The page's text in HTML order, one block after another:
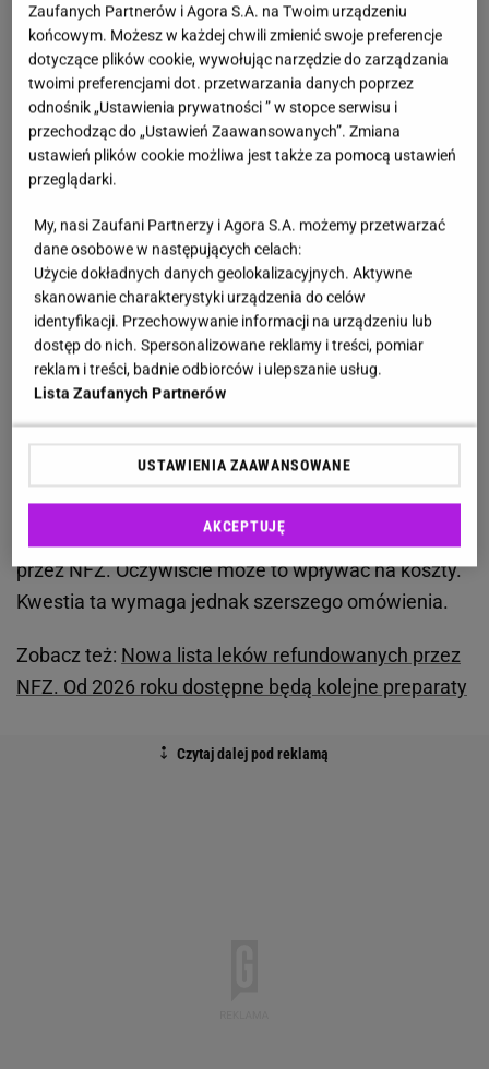
Prywatne sanatorium - czy warto? Te czynniki
trzeba mieć na uwadze
Rynek Zdrowia podkreśla, że pobyt w sanatorium
prywatnie nie wymaga wcześniejszego uzyskania
skierowania od lekarza. Pominięcie tego etapu
dodatkowo przyspieszy wyjazd. Oznacza to również,
że skorzystać z niego może właściwie każdy, komu
pozwala na to sytuacja finansowa.Ponadto, w tym
przypadku mamy pełną dowolność w wyborze
konkretnego ośrodka oraz czasu wyjazdu. Co
prawdaNFZ umożliwia pacjentom składanie próśb
nich dostosuje. Oprócz tego przy komercyjnym
wyjeździe mamy do wyboru większy wybór samych
ośrodków. Dzięki temu możemy znaleźć miejsca o
wyższym standardzie niż placówki rekomendowane
przez NFZ. Oczywiście może to wpływać na koszty.
Kwestia ta wymaga jednak szerszego omówienia.
Zobacz też: Nowa lista leków refundowanych przez
NFZ. Od 2026 roku dostępne będą kolejne preparaty
Zaufanych Partnerów i Agora S.A. na Twoim urządzeniu
końcowym. Możesz w każdej chwili zmienić swoje preferencje
dotyczące plików cookie, wywołując narzędzie do zarządzania
twoimi preferencjami dot. przetwarzania danych poprzez
odnośnik „Ustawienia prywatności ” w stopce serwisu i
przechodząc do „Ustawień Zaawansowanych”. Zmiana
ustawień plików cookie możliwa jest także za pomocą ustawień
przeglądarki.
My, nasi Zaufani Partnerzy i Agora S.A. możemy przetwarzać
dane osobowe w następujących celach:
Użycie dokładnych danych geolokalizacyjnych. Aktywne
skanowanie charakterystyki urządzenia do celów
identyfikacji. Przechowywanie informacji na urządzeniu lub
dostęp do nich. Spersonalizowane reklamy i treści, pomiar
reklam i treści, badnie odbiorców i ulepszanie usług.
Lista Zaufanych Partnerów
USTAWIENIA ZAAWANSOWANE
AKCEPTUJĘ